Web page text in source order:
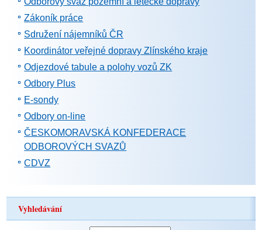
Zákoník práce
Sdružení nájemníků ČR
Koordinátor veřejné dopravy Zlínského kraje
Odjezdové tabule a polohy vozů ZK
Odbory Plus
E-sondy
Odbory on-line
ČESKOMORAVSKÁ KONFEDERACE
ODBOROVÝCH SVAZŮ
CDVZ
Vyhledávání